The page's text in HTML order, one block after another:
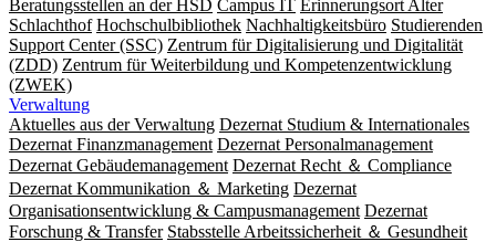
Beratungsstellen an der HSD Campus IT Erinnerungsort Alter
Schlachthof Hochschulbibliothek Nachhaltigkeitsbüro Studierenden
Support Center (SSC) Zentrum für Digitalisierung und Digitalität
(ZDD) Zentrum für Weiterbildung und Kompetenzentwicklung
(ZWEK)
Verwaltung
Aktuelles aus der Verwaltung Dezernat Studium & Internationales
Dezernat Finanzmanagement Dezernat Personalmanagement
Dezernat Gebäudemanagement Dezernat Recht ＆ Compliance
Dezernat Kommunikation ＆ Marketing Dezernat
Organisationsentwicklung & Campusmanagement Dezernat
Forschung & Transfer Stabsstelle Arbeitssicherheit ＆ Gesundheit